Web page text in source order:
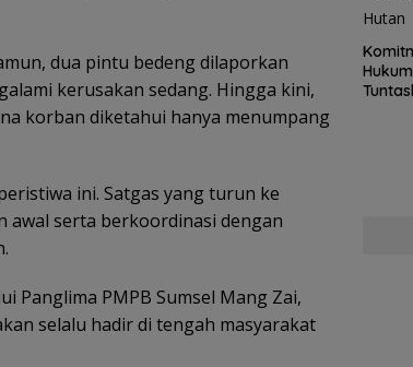
dua pintu bedeng dilaporkan
kerusakan sedang. Hingga kini,
korban diketahui hanya menumpang
ini. Satgas yang turun ke
awal serta berkoordinasi dengan
Panglima PMPB Sumsel Mang Zai,
selalu hadir di tengah masyarakat